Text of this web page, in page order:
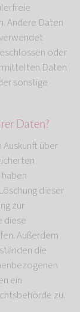
Andere Daten
oder
Daten
sonstige
Daten?
über
dieser
zur
diese
Außerdem
die
ein
zu.